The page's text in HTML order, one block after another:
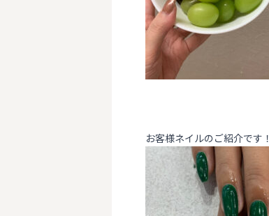
お客様ネイルのご紹介です！